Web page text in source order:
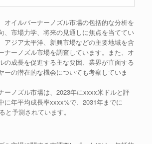
オイルバーナーノズル市場の包括的な分析を
、市場力学、将来の見通しに焦点を当ててい
アジア太平洋、新興市場などの主要地域を含
ナーノズル市場を調査しています。また、オ
の成長を促進する主な要因、業界が直面する
ーの潜在的な機会についても考察していま
ーノズル市場は、2023年にxxxx米ドルと評
に年平均成長率xxxx%で、2031年までに
と予測されています。